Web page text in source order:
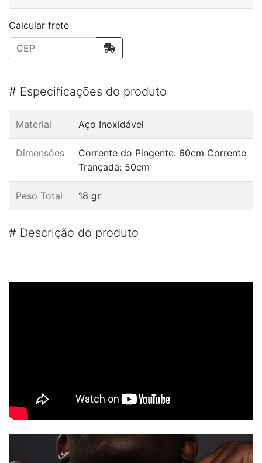
Calcular frete
# Especificações do produto
Material Aço Inoxidável
Dimensóes
Corrente do Pingente: 60cm Corrente
Trançada: 50cm
Peso Total 18 gr
# Descrição do produto